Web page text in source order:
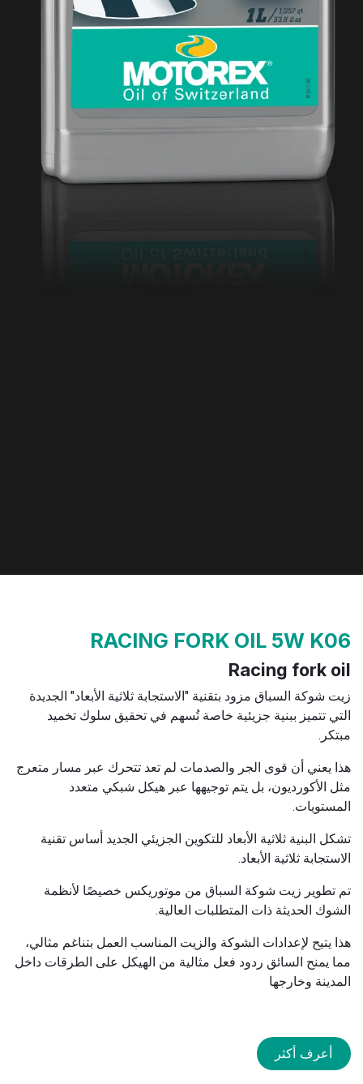
RACING FORK OIL 5W K06
Racing fork oil
زيت شوكة السباق مزود بتقنية "الاستجابة ثلاثية الأبعاد" الجديدة
التي تتميز ببنية جزيئية خاصة تُسهم في تحقيق سلوك تخميد
مبتكر.
هذا يعني أن قوى الجر والصدمات لم تعد تتحرك عبر مسار متعرج
مثل الأكورديون، بل يتم توجيهها عبر هيكل شبكي متعدد
المستويات.
تشكل البنية ثلاثية الأبعاد للتكوين الجزيئي الجديد أساس تقنية
الاستجابة ثلاثية الأبعاد.
تم تطوير زيت شوكة السباق من موتوريكس خصيصًا لأنظمة
الشوك الحديثة ذات المتطلبات العالية.
هذا يتيح لإعدادات الشوكة والزيت المناسب العمل بتناغم مثالي،
مما يمنح السائق ردود فعل مثالية من الهيكل على الطرقات داخل
المدينة وخارجها
أعرف أكثر